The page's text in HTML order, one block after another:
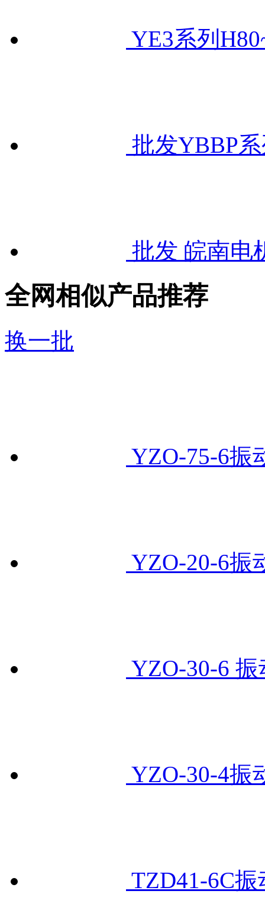
YE3系列
批发YBBP
批发 皖南电
全网相似产品推荐
换一批
YZO-75-6振
YZO-20-6振
YZO-30-6
YZO-30-4振
TZD41-6C